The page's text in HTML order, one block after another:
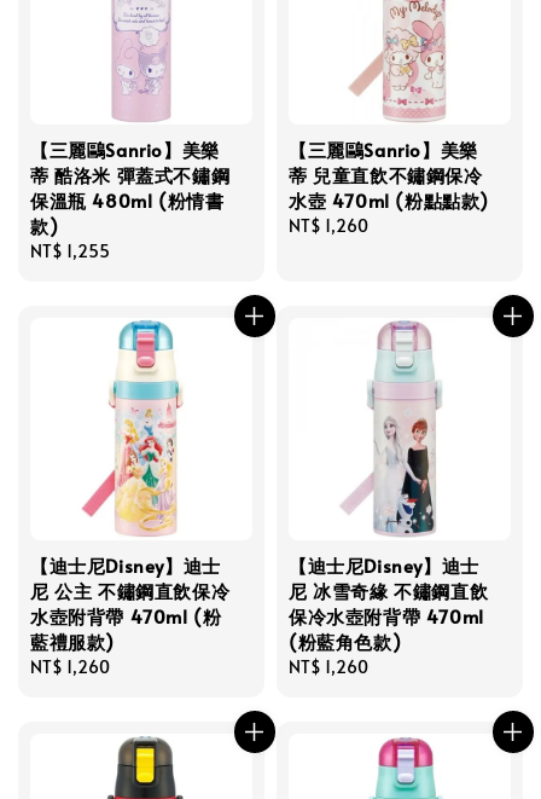
【三麗鷗Sanrio】美樂
蒂 酷洛米 彈蓋式不鏽鋼
保溫瓶 480ml (粉情書
款)
Regular
NT$ 1,255
【三麗鷗Sanrio】美樂
蒂 兒童直飲不鏽鋼保冷
水壺 470ml (粉點點款)
Regular
NT$ 1,260
【迪士尼Disney】迪士
尼 公主 不鏽鋼直飲保冷
水壺附背帶 470ml (粉
藍禮服款)
Regular
NT$ 1,260
【迪士尼Disney】迪士
尼 冰雪奇緣 不鏽鋼直飲
保冷水壺附背帶 470ml
(粉藍角色款)
Regular
NT$ 1,260